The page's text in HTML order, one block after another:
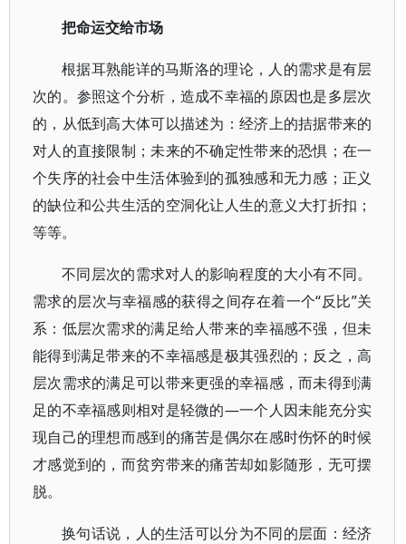
把命运交给市场
根据耳熟能详的马斯洛的理论，人的需求是有层
次的。参照这个分析，造成不幸福的原因也是多层次
的，从低到高大体可以描述为：经济上的拮据带来的
对人的直接限制；未来的不确定性带来的恐惧；在一
个失序的社会中生活体验到的孤独感和无力感；正义
的缺位和公共生活的空洞化让人生的意义大打折扣；
等等。
不同层次的需求对人的影响程度的大小有不同。
需求的层次与幸福感的获得之间存在着一个“反比”关
系：低层次需求的满足给人带来的幸福感不强，但未
能得到满足带来的不幸福感是极其强烈的；反之，高
层次需求的满足可以带来更强的幸福感，而未得到满
足的不幸福感则相对是轻微的—一个人因未能充分实
现自己的理想而感到的痛苦是偶尔在感时伤怀的时候
才感觉到的，而贫穷带来的痛苦却如影随形，无可摆
脱。
换句话说，人的生活可以分为不同的层面：经济